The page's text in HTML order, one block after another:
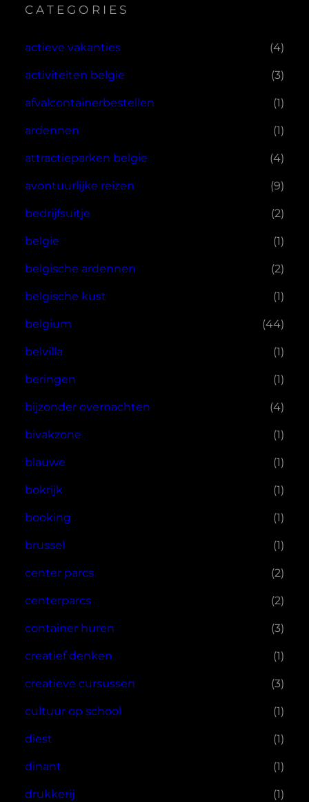
CATEGORIES
actieve vakanties (4)
activiteiten belgie (3)
afvalcontainerbestellen (1)
ardennen (1)
attractieparken belgie (4)
avontuurlijke reizen (9)
bedrijfsuitje (2)
belgie (1)
belgische ardennen (2)
belgische kust (1)
belgium (44)
belvilla (1)
beringen (1)
bijzonder overnachten (4)
bivakzone (1)
blauwe (1)
bokrijk (1)
booking (1)
brussel (1)
center parcs (2)
centerparcs (2)
container huren (3)
creatief denken (1)
creatieve cursussen (3)
cultuur op school (1)
diest (1)
dinant (1)
drukkerij (1)